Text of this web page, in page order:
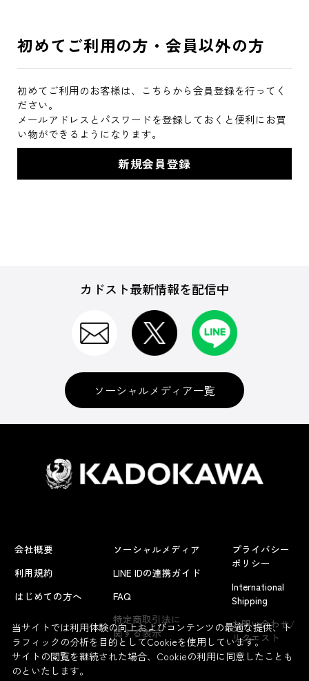
初めてご利用の方・会員以外の方
初めてご利用のお客様は、こちらから会員登録を行ってく
ださい。
メールアドレスとパスワードを登録しておくと便利にお買
い物ができるようになります。
カドスト最新情報を配信中
ソーシャルメディア一覧
会社概要
利用規約
はじめての方へ
ソーシャルメディア
LINE IDの連携ガイド
FAQ
特定商取引法に
関する表示
プライバシー
ポリシー
International
Shipping
お問い合わせ/
リクエスト
当サイトでは利用体験の向上およびコンテンツの最適な提供、ト
ラフィックの分析を目的としてCookieを使用しています。
サイトの閲覧を継続された場合、Cookieの利用に同意したことも
のといたします。